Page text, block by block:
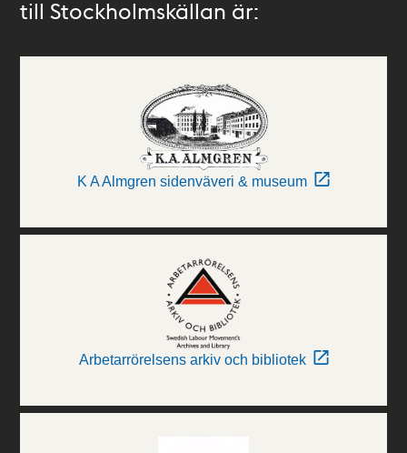
till Stockholmskällan är:
K A Almgren sidenväveri & museum
Arbetarrörelsens arkiv och bibliotek